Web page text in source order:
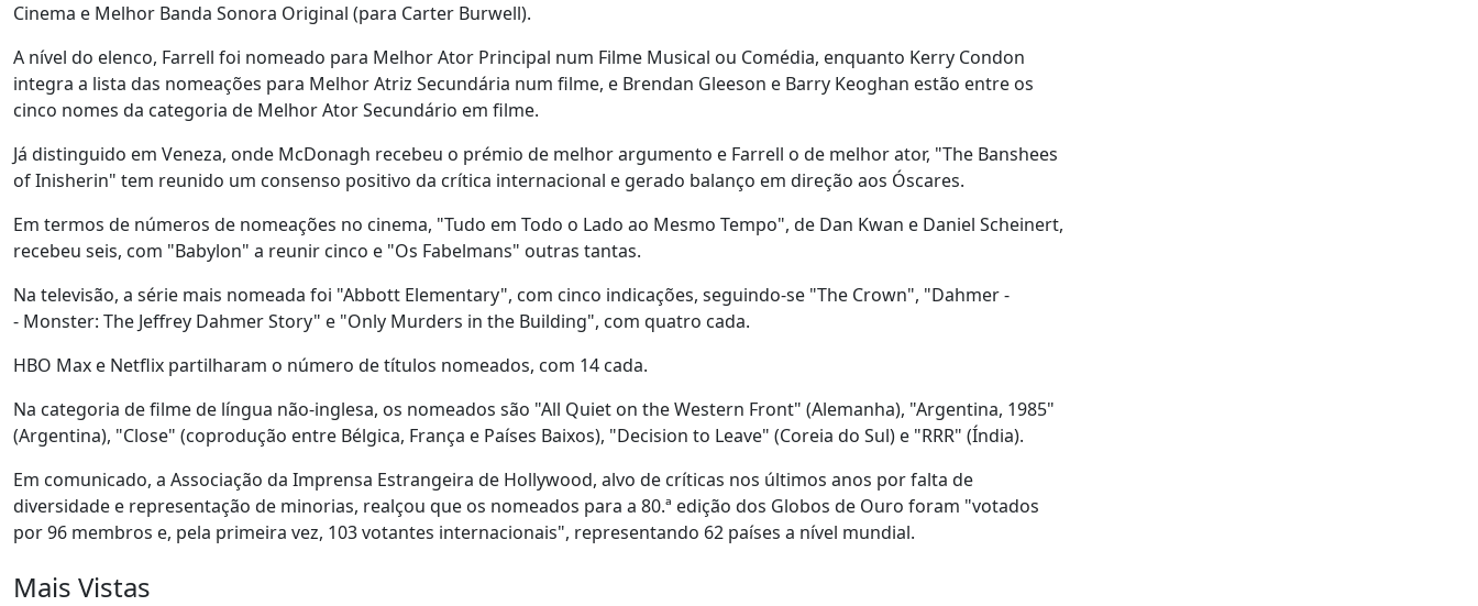
Cinema e Melhor Banda Sonora Original (para Carter Burwell).
A nível do elenco, Farrell foi nomeado para Melhor Ator Principal num Filme Musical ou Comédia, enquanto Kerry Condon
integra a lista das nomeações para Melhor Atriz Secundária num filme, e Brendan Gleeson e Barry Keoghan estão entre os
cinco nomes da categoria de Melhor Ator Secundário em filme.
Já distinguido em Veneza, onde McDonagh recebeu o prémio de melhor argumento e Farrell o de melhor ator, "The Banshees
of Inisherin" tem reunido um consenso positivo da crítica internacional e gerado balanço em direção aos Óscares.
Em termos de números de nomeações no cinema, "Tudo em Todo o Lado ao Mesmo Tempo", de Dan Kwan e Daniel Scheinert,
recebeu seis, com "Babylon" a reunir cinco e "Os Fabelmans" outras tantas.
Na televisão, a série mais nomeada foi "Abbott Elementary", com cinco indicações, seguindo-se "The Crown", "Dahmer -
- Monster: The Jeffrey Dahmer Story" e "Only Murders in the Building", com quatro cada.
HBO Max e Netflix partilharam o número de títulos nomeados, com 14 cada.
Na categoria de filme de língua não-inglesa, os nomeados são "All Quiet on the Western Front" (Alemanha), "Argentina, 1985"
(Argentina), "Close" (coprodução entre Bélgica, França e Países Baixos), "Decision to Leave" (Coreia do Sul) e "RRR" (Índia).
Em comunicado, a Associação da Imprensa Estrangeira de Hollywood, alvo de críticas nos últimos anos por falta de
diversidade e representação de minorias, realçou que os nomeados para a 80.ª edição dos Globos de Ouro foram "votados
por 96 membros e, pela primeira vez, 103 votantes internacionais", representando 62 países a nível mundial.
Mais Vistas